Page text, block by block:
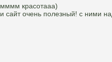
мммм красотааа)
и сайт очень полезный! с ними